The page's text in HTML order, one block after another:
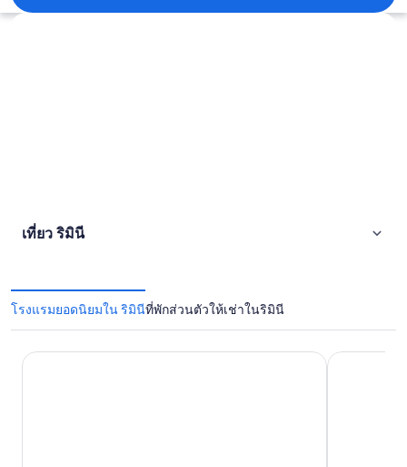
สำรวจแผนที่
เที่ยว ริมินี
โรงแรมยอดนิยมใน ริมินีที่พักส่วนตัวให้เช่าในริมินี
โรงแรม Avana Mare โรงแรมโก